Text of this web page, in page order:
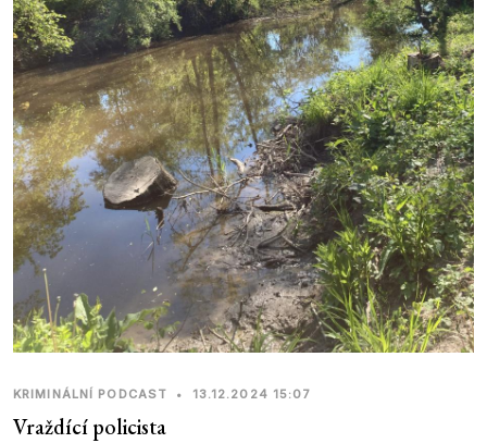
KRIMINÁLNÍ PODCAST • 13.12.2024 15:07
Vraždící policista